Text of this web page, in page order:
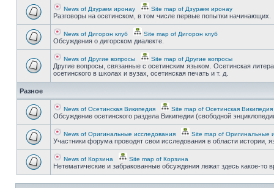
News of Дзурæм иронау Site map of Дзурæм иронау
Разговоры на осетинском, в том числе первые попытки начинающих.
News of Дигорон клуб Site map of Дигорон клуб
Обсуждения о дигорском диалекте.
News of Другие вопросы Site map of Другие вопросы
Другие вопросы, связанные с осетинским языком. Осетинская
осетинского в школах и вузах, осетинская печать и т. д.
Разное
News of Осетинская Википедия Site map of Осетинская Википедия
Обсуждение осетинского раздела Википедии (свободной
News of Оригинальные исследования Site map of Оригинальные
Участники форума проводят свои исследования в области истории,
News of Корзина Site map of Корзина
Нетематические и забракованные обсуждения лежат здесь какое-то